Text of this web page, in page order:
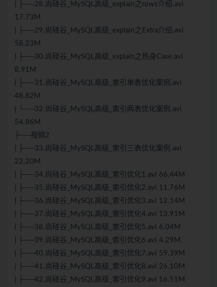
| ├──28.尚硅谷_MySQL高级_explain之rows介绍.avi
17.73M
| ├──29.尚硅谷_MySQL高级_explain之Extra介绍.avi
58.23M
| ├──30.尚硅谷_MySQL高级_explain之热身Case.avi
8.91M
| ├──31.尚硅谷_MySQL高级_索引单表优化案例.avi
48.82M
| └──32.尚硅谷_MySQL高级_索引两表优化案例.avi
54.86M
├──视频2
| ├──33.尚硅谷_MySQL高级_索引三表优化案例.avi
22.20M
| ├──34.尚硅谷_MySQL高级_索引优化1.avi 66.44M
| ├──35.尚硅谷_MySQL高级_索引优化2.avi 11.76M
| ├──36.尚硅谷_MySQL高级_索引优化3.avi 12.14M
| ├──37.尚硅谷_MySQL高级_索引优化4.avi 13.91M
| ├──38.尚硅谷_MySQL高级_索引优化5.avi 6.04M
| ├──39.尚硅谷_MySQL高级_索引优化6.avi 4.29M
| ├──40.尚硅谷_MySQL高级_索引优化7.avi 59.39M
| ├──41.尚硅谷_MySQL高级_索引优化8.avi 26.10M
| ├──42.尚硅谷_MySQL高级_索引优化9.avi 16.51M